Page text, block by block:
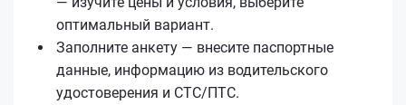
оптимальный вариант.
Заполните анкету — внесите паспортные
данные, информацию из водительского
удостоверения и СТС/ПТС.